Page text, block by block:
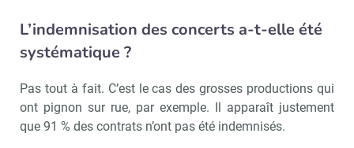
L’indemnisation des concerts a-t-elle été
systématique ?
Pas tout à fait. C’est le cas des grosses productions qui
ont pignon sur rue, par exemple. Il apparaît justement
que 91 % des contrats n’ont pas été indemnisés.